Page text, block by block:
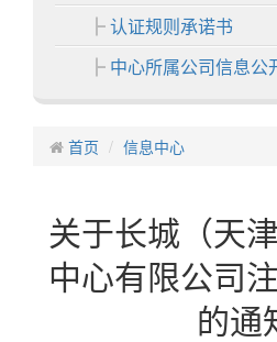
认证规则承诺书
中心所属公司信息公
各分中心
中心业务
非认证业务
证书展示
首页 信息中心
关于长城（天
中心有限公司
的通